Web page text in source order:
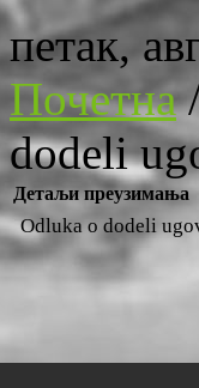
петак,
Почетна
dodeli
Детаљи преузимања
Odluka o dodeli